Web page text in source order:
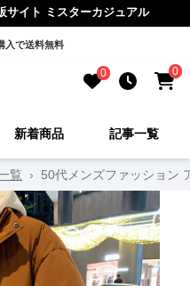
サイト ミスターカジュアル
入で送料無料
0 0
新着商品 記事一覧
覧 › 50代メンズファッション